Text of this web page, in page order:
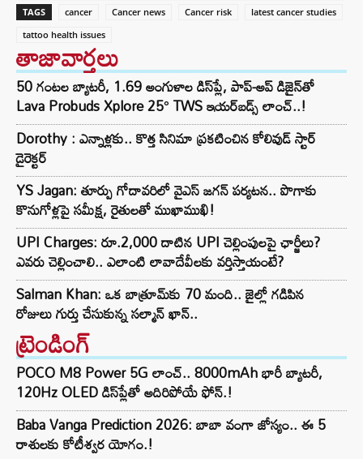
TAGS cancer Cancer news Cancer risk
latest cancer studies
tattoo health issues
తాజావార్తలు
50 గంటల బ్యాటరీ, 1.69 అంగుళాల డిస్‌ప్లే, పాప్-అప్ డిజైన్‌తో
Lava Probuds Xplore 25° TWS ఇయర్‌బడ్స్ లాంచ్..!
Dorothy : ఎన్నాళ్లకు.. కొత్త సినిమా ప్రకటించిన కోలివుడ్ స్టార్
డైరెక్టర్
YS Jagan: తూర్పు గోదావరిలో వైఎస్ జగన్ పర్యటన.. పొగాకు
కొనుగోళ్లపై సమీక్ష, రైతులతో ముఖాముఖి!
UPI Charges: రూ.2,000 దాటిన UPI చెల్లింపులపై ఛార్జీలు?
ఎవరు చెల్లించాలి.. ఎలాంటి లావాదేవీలకు వర్తిస్తాయంటే?
Salman Khan: ఒక బాత్రూమ్‌కు 70 మంది.. జైల్లో గడిపిన
రోజులు గుర్తు చేసుకున్న సల్మాన్ ఖాన్..
ట్రెండింగ్‌
POCO M8 Power 5G లాంచ్.. 8000mAh భారీ బ్యాటరీ,
120Hz OLED డిస్‌ప్లేతో అదిరిపోయే ఫోన్.!
Baba Vanga Prediction 2026: బాబా వంగా జోస్యం.. ఈ 5
రాశులకు కోటీశ్వర యోగం.!